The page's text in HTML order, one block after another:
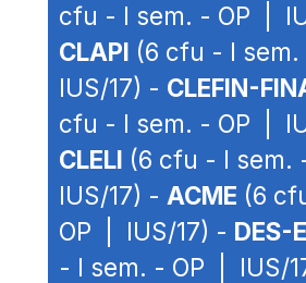
cfu - I sem. - OP |
CLAPI (6 cfu - I sem.
IUS/17) - CLEFIN-
cfu - I sem. - OP |
CLELI (6 cfu - I sem.
IUS/17) - ACME (6
OP | IUS/17) - DES-
- I sem. - OP | IUS/